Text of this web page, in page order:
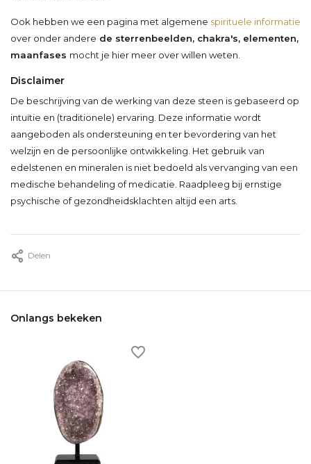
Ook hebben we een pagina met algemene spirituele informatie
over onder andere de sterrenbeelden, chakra's, elementen,
maanfases mocht je hier meer over willen weten.
Disclaimer
De beschrijving van de werking van deze steen is gebaseerd op
intuïtie en (traditionele) ervaring. Deze informatie wordt
aangeboden als ondersteuning en ter bevordering van het
welzijn en de persoonlijke ontwikkeling. Het gebruik van
edelstenen en mineralen is niet bedoeld als vervanging van een
medische behandeling of medicatie. Raadpleeg bij ernstige
psychische of gezondheidsklachten altijd een arts.
Delen
Onlangs bekeken